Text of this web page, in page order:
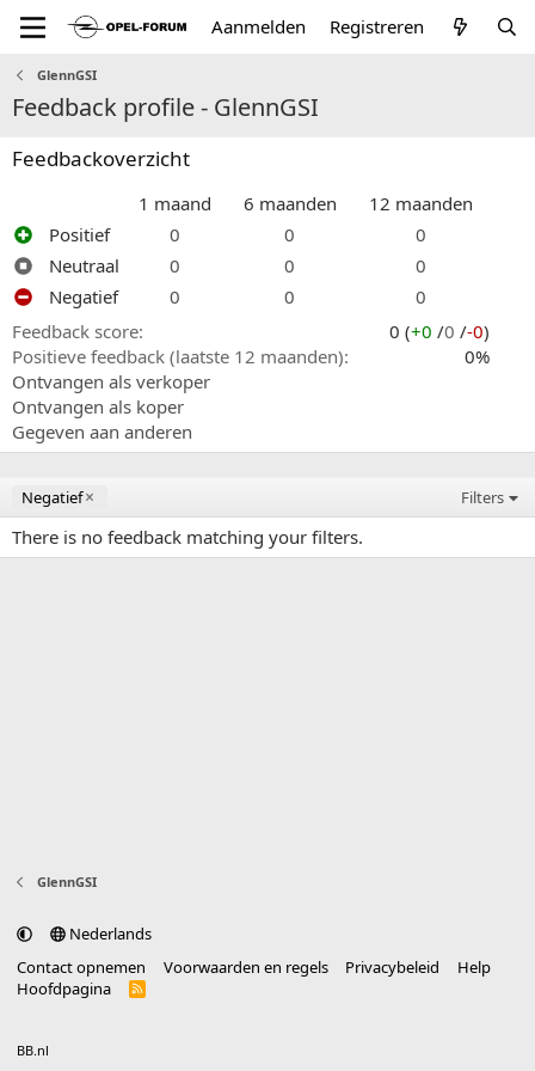
Aanmelden Registreren
GlennGSI
Feedback profile - GlennGSI
Feedbackoverzicht
1 maand 6 maanden
12 maanden
Positief
0 0
0
Neutraal
0 0
0
Negatief
0 0
0
Feedback score
0 (+0 /0 /-0)
Positieve feedback (laatste 12 maanden)
0%
Ontvangen als verkoper
Ontvangen als koper
Gegeven aan anderen
Negatief Filters
There is no feedback matching your filters.
GlennGSI
Nederlands
Contact opnemen
Voorwaarden en regels Privacybeleid
Help
Hoofdpagina
R
BB.nl